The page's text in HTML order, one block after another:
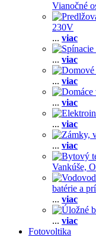
Vianočné
230V
... viac
... viac
... viac
... viac
... viac
... viac
Vankúše,
batérie a
... viac
... viac
Fotovoltika